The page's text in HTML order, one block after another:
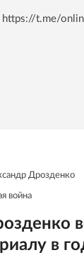
https://t.me/
Дрозденко
война
в